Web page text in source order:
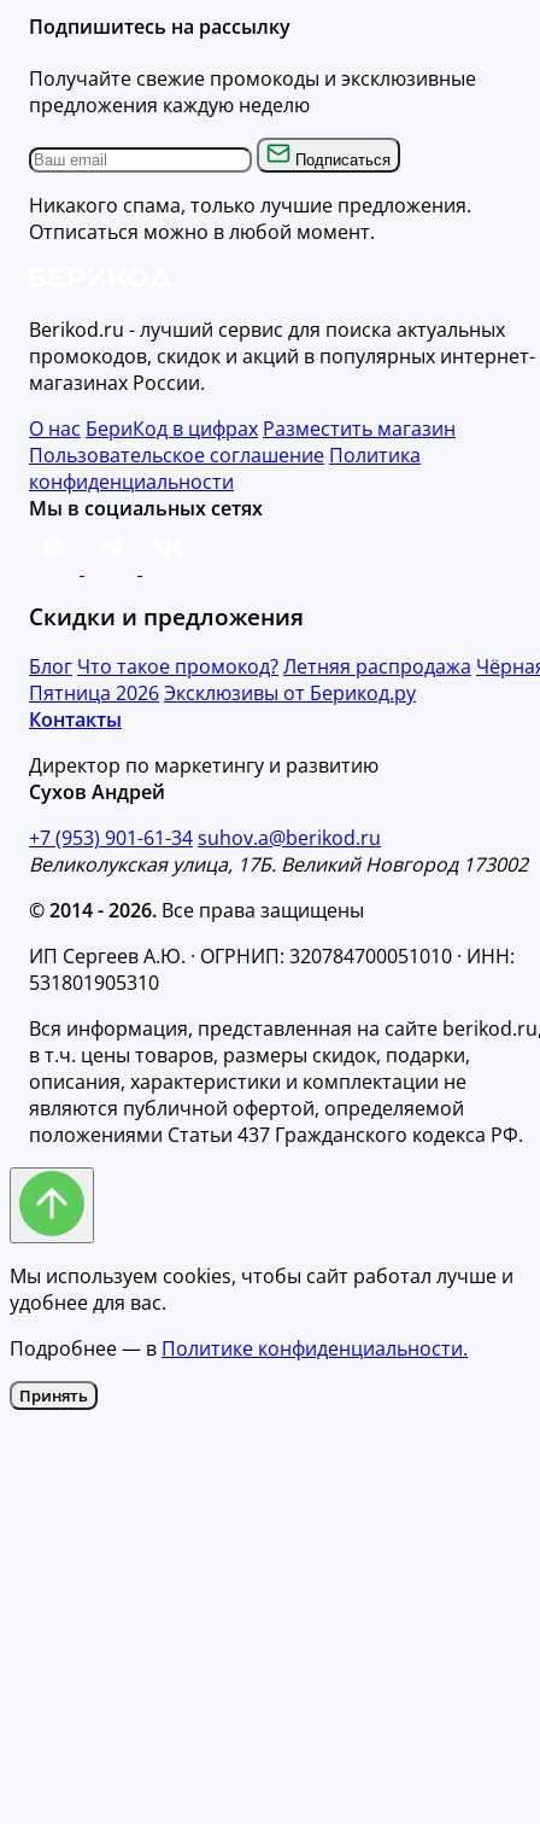
Подпишитесь на рассылку
Получайте свежие промокоды и эксклюзивные
предложения каждую неделю
Подписаться
Никакого спама, только лучшие предложения.
Отписаться можно в любой момент.
Berikod.ru - лучший сервис для поиска актуальных
промокодов, скидок и акций в популярных интернет-
магазинах России.
О нас БериКод в цифрах Разместить магазин
Пользовательское соглашение Политика
конфиденциальности
Мы в социальных сетях
Скидки и предложения
Блог Что такое промокод?Летняя распродажа
Пятница 2026Эксклюзивы от Берикод.ру
Контакты
Директор по маркетингу и развитию
Сухов Андрей
+7 (953) 901-61-34suhov.a@berikod.ru
Великолукская улица, 17Б. Великий Новгород 173002
© 2014 - 2026. Все права защищены
ИП Сергеев А.Ю. · ОГРНИП: 320784700051010 · ИНН:
531801905310
Вся информация, представленная на сайте
в т.ч. цены товаров, размеры скидок, подарки,
описания, характеристики и комплектации не
являются публичной офертой, определяемой
положениями Статьи 437 Гражданского кодекса РФ.
Мы используем cookies, чтобы сайт работал лучше и
удобнее для вас.
Подробнее — в Политике конфиденциальности.
Принять